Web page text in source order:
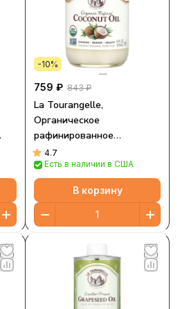
-10%
759 ₽ 843 ₽
La Tourangelle,
Органическое
рафинированное
кокосовое масло, 414 мл
(14 жидк. Унций)
4.7
Есть в наличии в США
В корзину